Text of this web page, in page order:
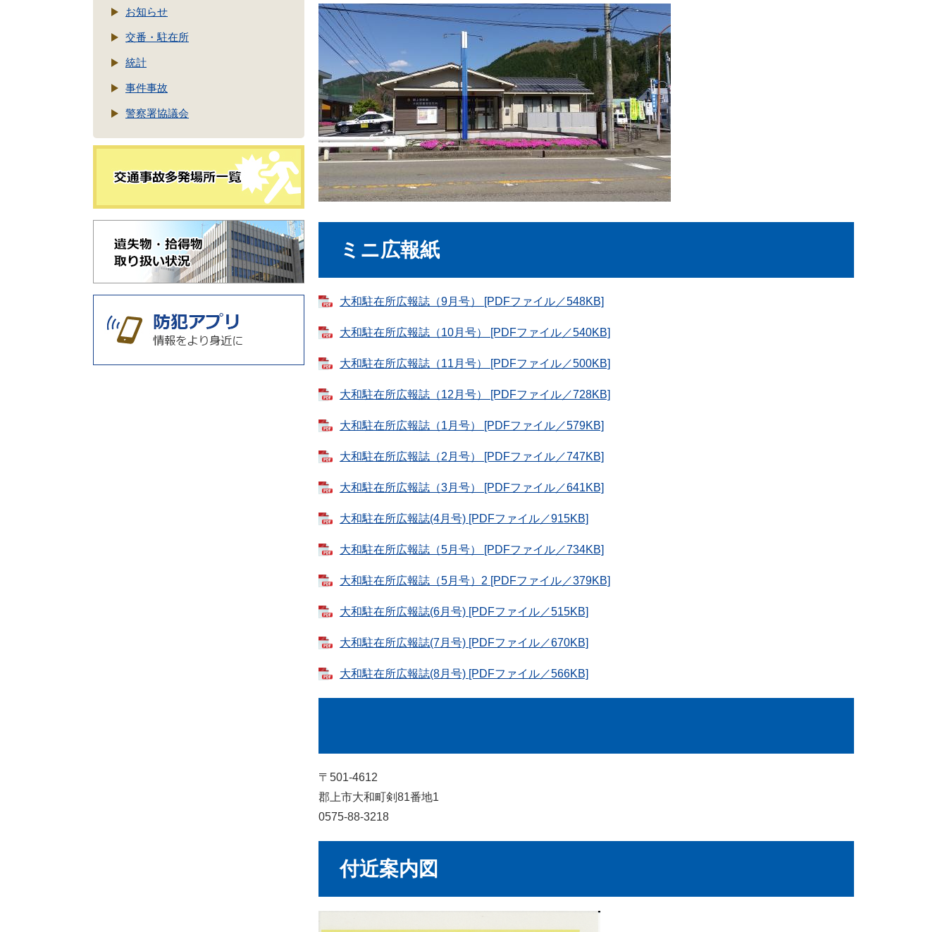
ミニ広報紙
大和駐在所広報誌（9月号） [PDFファイル／548KB]
大和駐在所広報誌（10月号） [PDFファイル／540KB]
大和駐在所広報誌（11月号） [PDFファイル／500KB]
大和駐在所広報誌（12月号） [PDFファイル／728KB]
大和駐在所広報誌（1月号） [PDFファイル／579KB]
大和駐在所広報誌（2月号） [PDFファイル／747KB]
大和駐在所広報誌（3月号） [PDFファイル／641KB]
大和駐在所広報誌(4月号) [PDFファイル／915KB]
大和駐在所広報誌（5月号） [PDFファイル／734KB]
大和駐在所広報誌（5月号）2 [PDFファイル／379KB]
大和駐在所広報誌(6月号) [PDFファイル／515KB]
大和駐在所広報誌(7月号) [PDFファイル／670KB]
大和駐在所広報誌(8月号) [PDFファイル／566KB]
〒501-4612
郡上市大和町剣81番地1
0575-88-3218
付近案内図
お知らせ
交番・駐在所
統計
事件事故
警察署協議会